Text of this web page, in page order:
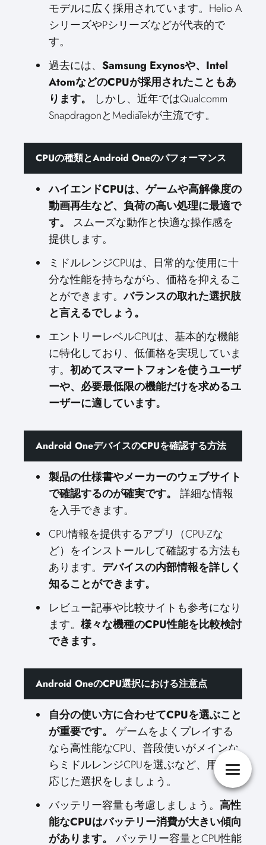
モデルに広く採用されています。Helio A
シリーズやPシリーズなどが代表的で
す。
過去には、 Samsung Exynosや、Intel
AtomなどのCPUが採用されたこともあ
ります。
しかし、近年ではQualcomm
SnapdragonとMediaTekが主流です。
CPUの種類とAndroid Oneのパフォーマンス
ハイエンドCPUは、ゲームや高解像度の
動画再生など、負荷の高い処理に最適で
す。
スムーズな動作と快適な操作感を
提供します。
ミドルレンジCPUは、日常的な使用に十
分な性能を持ちながら、価格を抑えるこ
とができます。バランスの取れた選択肢
と言えるでしょう。
エントリーレベルCPUは、基本的な機能
に特化しており、低価格を実現していま
す。 初めてスマートフォンを使うユーザ
ーや、必要最低限の機能だけを求めるユ
ーザーに適しています。
Android OneデバイスのCPUを確認する方法
製品の仕様書やメーカーのウェブサイト
で確認するのが確実です。
詳細な情報
を入手できます。
CPU情報を提供するアプリ（CPU-Zな
ど）をインストールして確認する方法も
あります。 デバイスの内部情報を詳しく
知ることができます。
レビュー記事や比較サイトも参考になり
ます。 様々な機種のCPU性能を比較検討
できます。
Android OneのCPU選択における注意点
自分の使い方に合わせてCPUを選ぶこと
が重要です。
ゲームをよくプレイする
なら高性能なCPU、普段使いがメインな
らミドルレンジCPUを選ぶなど、用途に
応じた選択をしましょう。
バッテリー容量も考慮しましょう。 高性
能なCPUはバッテリー消費が大きい傾向
があります。
バッテリー容量とCPU性能